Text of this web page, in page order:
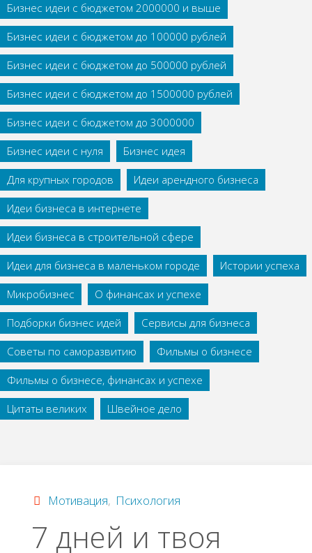
Бизнес идеи с бюджетом 2000000 и выше
Бизнес идеи с бюджетом до 100000 рублей
Бизнес идеи с бюджетом до 500000 рублей
Бизнес идеи с бюджетом до 1500000 рублей
Бизнес идеи с бюджетом до 3000000
Бизнес идеи с нуля
Бизнес идея
Для крупных городов
Идеи арендного бизнеса
Идеи бизнеса в интернете
Идеи бизнеса в строительной сфере
Идеи для бизнеса в маленьком городе
Истории успеха
Микробизнес
О финансах и успехе
Подборки бизнес идей
Сервисы для бизнеса
Советы по саморазвитию
Фильмы о бизнесе
Фильмы о бизнесе, финансах и успехе
Цитаты великих
Швейное дело
Мотивация, Психология
7 дней и твоя